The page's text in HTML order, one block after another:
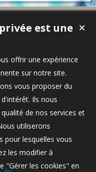
✕
est une
offrir une expérience
sur notre site.
vous proposer du
Ils nous
de nos services et
utiliserons
pour lesquelles vous
les modifier à
"Gérer les cookies" en